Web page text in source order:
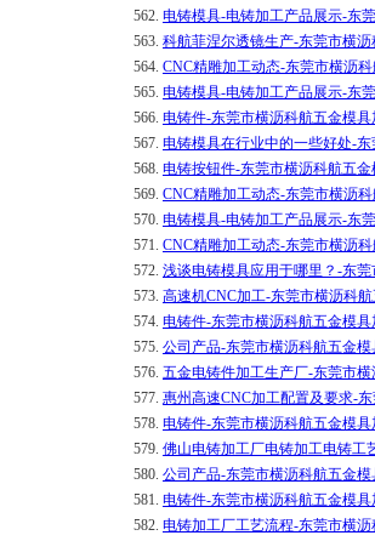
562. 电铸模具-电铸加工产品展示-东
563. 科航菲涅尔透镜生产-东莞市横
564. CNC精雕加工动态-东莞市横沥
565. 电铸模具-电铸加工产品展示-东
566. 电铸件-东莞市横沥科航五金模具
567. 电铸模具在行业中的一些好处-
568. 电铸按钮件-东莞市横沥科航五
569. CNC精雕加工动态-东莞市横沥
570. 电铸模具-电铸加工产品展示-东
571. CNC精雕加工动态-东莞市横沥
572. 浅谈电铸模具应用于哪里？-东
573. 高速机CNC加工-东莞市横沥科
574. 电铸件-东莞市横沥科航五金模具
575. 公司产品-东莞市横沥科航五金模
576. 五金电铸件加工生产厂-东莞市
577. 惠州高速CNC加工配置及要求-
578. 电铸件-东莞市横沥科航五金模具
579. 佛山电铸加工厂电铸加工电铸工
580. 公司产品-东莞市横沥科航五金模
581. 电铸件-东莞市横沥科航五金模具
582. 电铸加工厂工艺流程-东莞市横